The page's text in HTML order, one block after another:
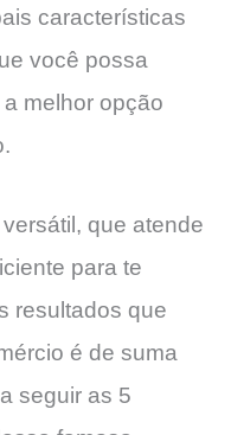
características
você possa
melhor opção
que atende
para te
resultados que
é de suma
seguir as 5